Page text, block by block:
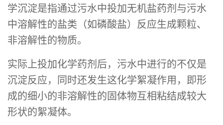
学沉淀是指通过污水中投加无机盐药剂与污水
中溶解性的盐类（如磷酸盐）反应生成颗粒、
非溶解性的物质。
实际上投加化学药剂后，污水中进行的不仅是
沉淀反应，同时还发生这化学絮凝作用，即形
成的细小的非溶解性的固体物互相粘结成较大
形状的絮凝体。